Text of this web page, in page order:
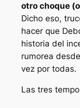
otro choque
Dicho eso,
hacer que
historia del
rumorea
vez por todas.
Las tres